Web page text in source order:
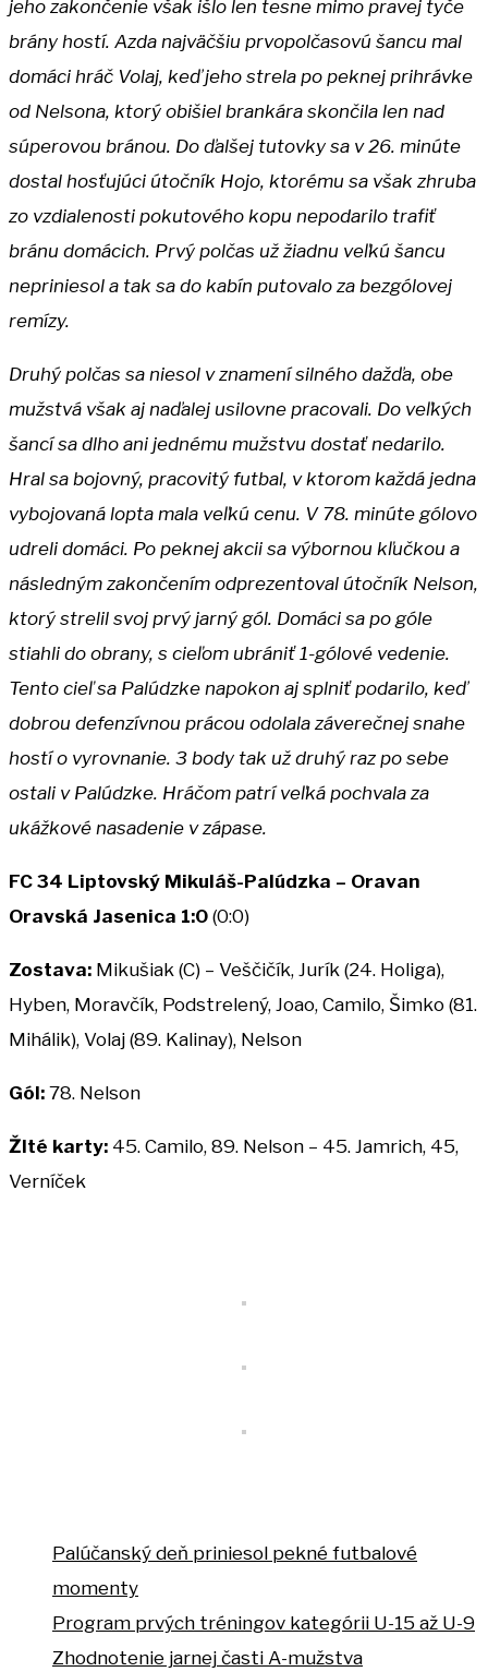
jeho zakončenie však išlo len tesne mimo pravej tyče
brány hostí. Azda najväčšiu prvopolčasovú šancu mal
domáci hráč Volaj, keď jeho strela po peknej prihrávke
od Nelsona, ktorý obišiel brankára skončila len nad
súperovou bránou. Do ďalšej tutovky sa v 26. minúte
dostal hosťujúci útočník Hojo, ktorému sa však zhruba
zo vzdialenosti pokutového kopu nepodarilo trafiť
bránu domácich. Prvý polčas už žiadnu veľkú šancu
nepriniesol a tak sa do kabín putovalo za bezgólovej
remízy.
Druhý polčas sa niesol v znamení silného dažďa, obe
mužstvá však aj naďalej usilovne pracovali. Do veľkých
šancí sa dlho ani jednému mužstvu dostať nedarilo.
Hral sa bojovný, pracovitý futbal, v ktorom každá jedna
vybojovaná lopta mala veľkú cenu. V 78. minúte gólovo
udreli domáci. Po peknej akcii sa výbornou kľučkou a
následným zakončením odprezentoval útočník Nelson,
ktorý strelil svoj prvý jarný gól. Domáci sa po góle
stiahli do obrany, s cieľom ubrániť 1-gólové vedenie.
Tento cieľ sa Palúdzke napokon aj splniť podarilo, keď
dobrou defenzívnou prácou odolala záverečnej snahe
hostí o vyrovnanie. 3 body tak už druhý raz po sebe
ostali v Palúdzke. Hráčom patrí veľká pochvala za
ukážkové nasadenie v zápase.
FC 34 Liptovský Mikuláš-Palúdzka – Oravan
Oravská Jasenica 1:0 (0:0)
Zostava: Mikušiak (C) – Veščičík, Jurík (24. Holiga),
Hyben, Moravčík, Podstrelený, Joao, Camilo, Šimko (81.
Mihálik), Volaj (89. Kalinay), Nelson
Gól: 78. Nelson
Žlté karty: 45. Camilo, 89. Nelson – 45. Jamrich, 45,
Verníček
Palúčanský deň priniesol pekné futbalové
momenty
Program prvých tréningov kategórii U-15 až U-9
Zhodnotenie jarnej časti A-mužstva